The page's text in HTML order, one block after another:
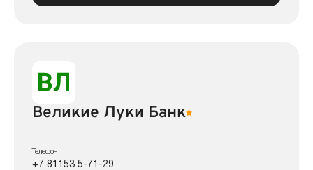
Великие Луки Банк
Телефон
+7 81153 5-71-29